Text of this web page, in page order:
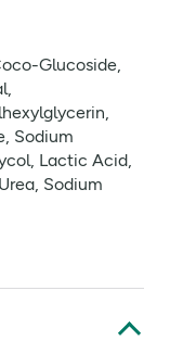
Glucoside,
Sodium
Lactic Acid,
Sodium